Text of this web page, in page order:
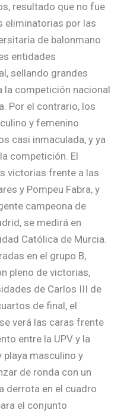
resultado que no fue
eliminatorias por las
de balonmano
entidades
sellando grandes
la competición nacional
Por el contrario, los
y femenino
casi inmaculada, y ya
competición. El
victorias frente a las
y Pompeu Fabra, y
campeona de
se medirá en
Católica de Murcia.
en el grupo B,
pleno de victorias,
de Carlos III de
de final, el
verá las caras frente
entre la UPV y la
playa masculino y
de ronda con un
derrota en el cuadro
el conjunto